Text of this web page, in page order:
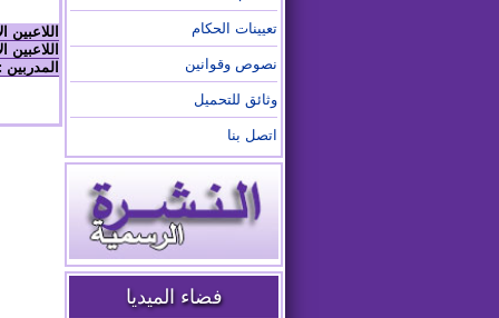
تعيينات الحكام
نصوص وقوانين
وثائق للتحميل
اتصل بنا
فضاء الميديا
اللاعبين
اللاعبين
المدربين :